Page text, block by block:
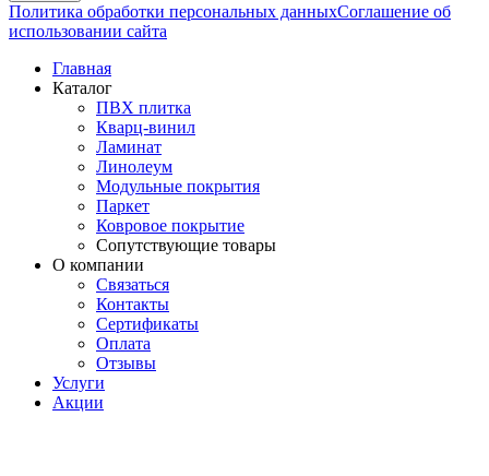
Политика обработки персональных данныхСоглашение об
использовании сайта
Главная
Каталог
ПВХ плитка
Кварц-винил
Ламинат
Линолеум
Модульные покрытия
Паркет
Ковровое покрытие
Сопутствующие товары
О компании
Связаться
Контакты
Сертификаты
Оплата
Отзывы
Услуги
Акции